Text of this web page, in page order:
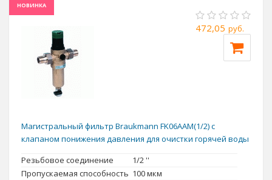
НОВИНКА
472,05 руб.
Магистральный фильтр Braukmann FK06AAM(1/2) c
клапаном понижения давления для очистки горячей воды
Резьбовое соединение
1/2 ''
Пропускаемая способность 100 мкм